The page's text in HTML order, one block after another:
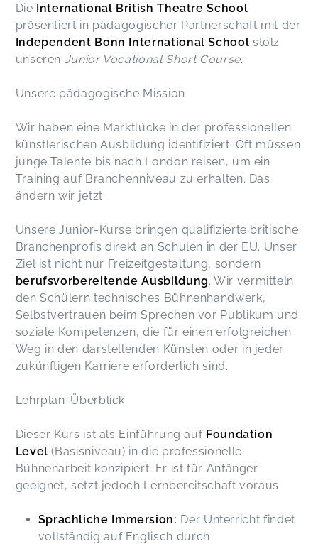
Die International British Theatre School
präsentiert in pädagogischer Partnerschaft mit der
Independent Bonn International School stolz
unseren Junior Vocational Short Course.
Unsere pädagogische Mission
Wir haben eine Marktlücke in der professionellen
künstlerischen Ausbildung identifiziert: Oft müssen
junge Talente bis nach London reisen, um ein
Training auf Branchenniveau zu erhalten. Das
ändern wir jetzt.
Unsere Junior-Kurse bringen qualifizierte britische
Branchenprofis direkt an Schulen in der EU. Unser
Ziel ist nicht nur Freizeitgestaltung, sondern
berufsvorbereitende Ausbildung. Wir vermitteln
den Schülern technisches Bühnenhandwerk,
Selbstvertrauen beim Sprechen vor Publikum und
soziale Kompetenzen, die für einen erfolgreichen
Weg in den darstellenden Künsten oder in jeder
zukünftigen Karriere erforderlich sind.
Lehrplan-Überblick
Dieser Kurs ist als Einführung auf Foundation
Level (Basisniveau) in die professionelle
Bühnenarbeit konzipiert. Er ist für Anfänger
geeignet, setzt jedoch Lernbereitschaft voraus.
Sprachliche Immersion: Der Unterricht findet
vollständig auf Englisch durch